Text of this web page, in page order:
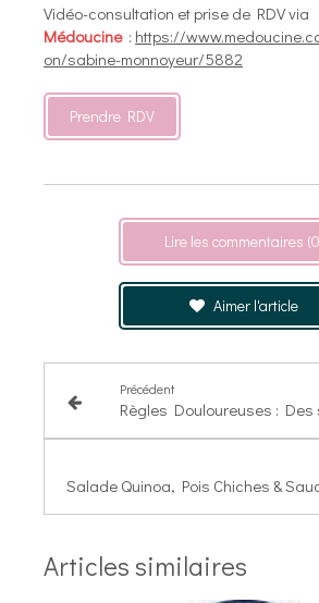
Vidéo-consultation et prise de RDV via
Médoucine : https://
on/sabine-monnoyeur/5882
Prendre RDV
Lire les commentaires
Aimer l'article
Précédent
Articles similaires